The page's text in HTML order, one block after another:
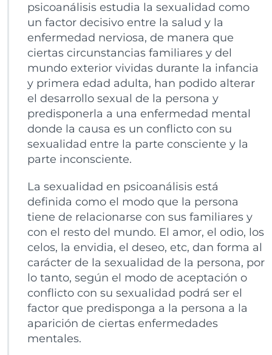
psicoanálisis estudia la sexualidad como
un factor decisivo entre la salud y la
enfermedad nerviosa, de manera que
ciertas circunstancias familiares y del
mundo exterior vividas durante la infancia
y primera edad adulta, han podido alterar
el desarrollo sexual de la persona y
predisponerla a una enfermedad mental
donde la causa es un conflicto con su
sexualidad entre la parte consciente y la
parte inconsciente.
La sexualidad en psicoanálisis está
definida como el modo que la persona
tiene de relacionarse con sus familiares y
con el resto del mundo. El amor, el odio, los
celos, la envidia, el deseo, etc, dan forma al
carácter de la sexualidad de la persona, por
lo tanto, según el modo de aceptación o
conflicto con su sexualidad podrá ser el
factor que predisponga a la persona a la
aparición de ciertas enfermedades
mentales.